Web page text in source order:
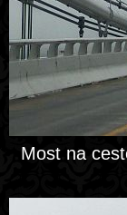
Most na